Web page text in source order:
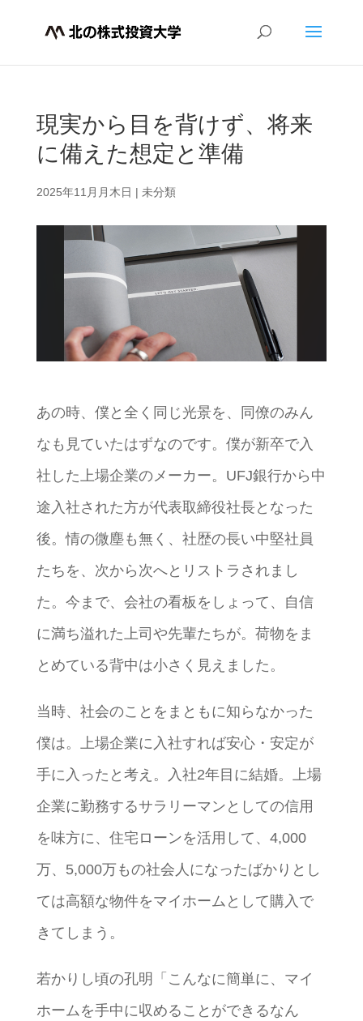
現実から目を背けず、将来
に備えた想定と準備
2025年11月月木日 | 未分類
あの時、僕と全く同じ光景を、同僚のみん
なも見ていたはずなのです。僕が新卒で入
社した上場企業のメーカー。UFJ銀行から中
途入社された方が代表取締役社長となった
後。情の微塵も無く、社歴の長い中堅社員
たちを、次から次へとリストラされまし
た。今まで、会社の看板をしょって、自信
に満ち溢れた上司や先輩たちが。荷物をま
とめている背中は小さく見えました。
当時、社会のことをまともに知らなかった
僕は。上場企業に入社すれば安心・安定が
手に入ったと考え。入社2年目に結婚。上場
企業に勤務するサラリーマンとしての信用
を味方に、住宅ローンを活用して、4,000
万、5,000万もの社会人になったばかりとし
ては高額な物件をマイホームとして購入で
きてしまう。
若かりし頃の孔明「こんなに簡単に、マイ
ホームを手中に収めることができるなん